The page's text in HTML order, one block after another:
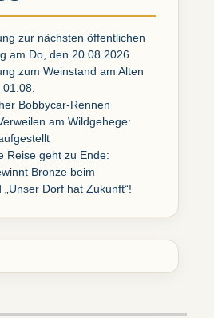
zur nächsten öffentlichen
am Do, den 20.08.2026
zum Weinstand am Alten
Bobbycar-Rennen
am Wildgehege:
Reise geht zu Ende:
Bronze beim
Dorf hat Zukunft“!